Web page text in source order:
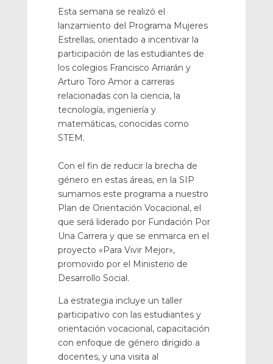
Esta semana se realizó el
lanzamiento del Programa Mujeres
Estrellas, orientado a incentivar la
participación de las estudiantes de
los colegios Francisco Arriarán y
Arturo Toro Amor a carreras
relacionadas con la ciencia, la
tecnología, ingeniería y
matemáticas, conocidas como
STEM.
Con el fin de reducir la brecha de
género en estas áreas, en la SIP
sumamos este programa a nuestro
Plan de Orientación Vocacional, el
que será liderado por Fundación Por
Una Carrera y que se enmarca en el
proyecto «Para Vivir Mejor»,
promovido por el Ministerio de
Desarrollo Social.
La estrategia incluye un taller
participativo con las estudiantes y
orientación vocacional, capacitación
con enfoque de género dirigido a
docentes, y una visita al